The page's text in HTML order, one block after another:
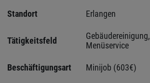
Standort
Erlangen
Tätigkeitsfeld
Gebäudereinigung,
Menüservice
Beschäftigungsart Minijob (603€)